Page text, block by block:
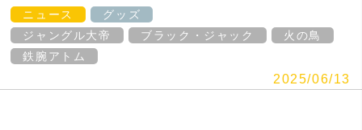
ニュース
グッズ
ジャングル大帝
ブラック・ジャック
火の鳥
鉄腕アトム
2025/06/13